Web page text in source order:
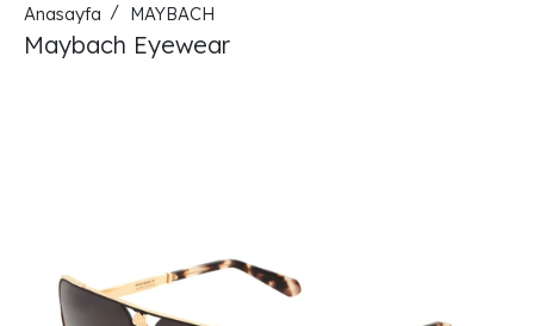
Anasayfa MAYBACH
Maybach Eyewear